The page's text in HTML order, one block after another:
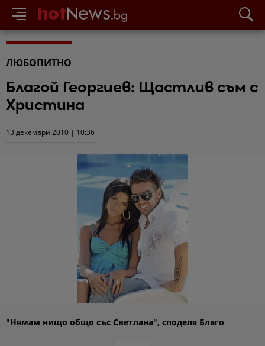
ЛЮБОПИТНО
Благой Георгиев: Щастлив съм с
Христина
13 декември 2010 | 10:36
"Нямам нищо общо със Светлана", споделя Благо